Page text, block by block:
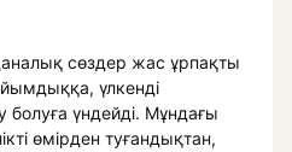
сөздер жас ұрпақты
үлкенді
болуға үндейді. Мұндағы
өмірден туғандықтан,